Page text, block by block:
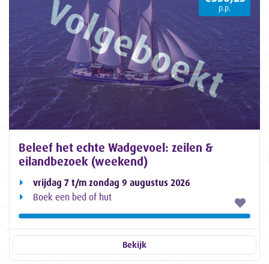
p.p.
Beleef het echte Wadgevoel: zeilen &
eilandbezoek (weekend)
vrijdag 7 t/m zondag 9 augustus 2026
Boek een bed of hut
Bekijk